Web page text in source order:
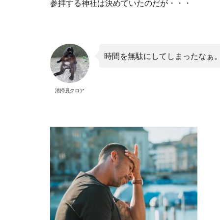
参拝する神社は決めていたのだが・・・
清掃員クロア
時間を無駄にしてしまったなぁ